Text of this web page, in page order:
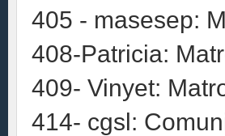
405 - masesep:
408-Patricia:
409- Vinyet:
414- cgsl: